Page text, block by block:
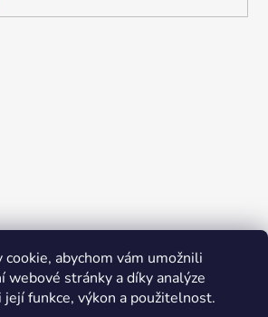
cookie, abychom vám umožnili
webové stránky a díky analýze
funkce, výkon a použitelnost.